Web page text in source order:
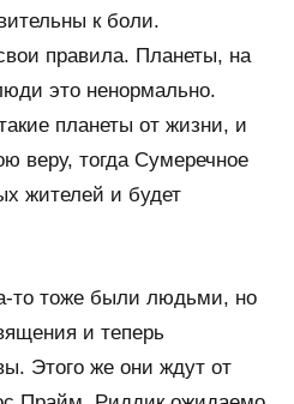
к боли.
правила. Планеты, на
это ненормально.
планеты от жизни, и
веру, тогда Сумеречное
жителей и будет
то тоже были людьми, но
и теперь
Этого же они ждут от